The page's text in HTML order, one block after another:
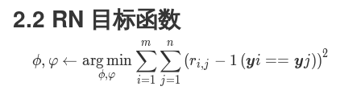
2.2 RN 目标函数
ϕ, φ ←
ϕ,φ
argmin
i=1
∑
m
j =1
∑
n
(ri,j − 1 (yi == yj ))2